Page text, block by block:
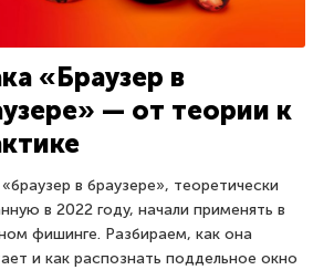
«Браузер в
— от теории к
в браузере», теоретически
в 2022 году, начали применять в
фишинге. Разбираем, как она
и как распознать поддельное окно